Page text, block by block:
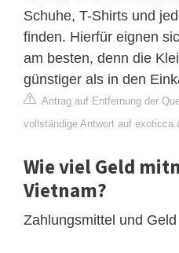
Schuhe, T-Shirts und
finden. Hierfür eignen
am besten, denn die
günstiger als in den
Antrag auf Entfernung der
vollständige Antwort auf
Wie viel Geld
Vietnam?
Zahlungsmittel und Geld